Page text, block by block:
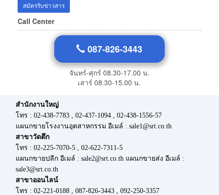
สมัครรับข่าวสาร
Call Center
087-826-3443
จันทร์-ศุกร์ 08.30-17.00 น.
เสาร์ 08.30-15.00 น.
สำนักงานใหญ่
โทร : 02-438-7783 , 02-437-1094 , 02-438-1556-57
แผนกขายโรงงานอุตสาหกรรม อีเมล์ : sale1@srt.co.th
สาขาวัดตึก
โทร : 02-225-7070-5 , 02-622-7311-5
แผนกขายปลีก อีเมล์ : sale2@srt.co.th แผนกขายส่ง อีเมล์ :
sale3@srt.co.th
สาขาออนไลน์
โทร : 02-221-0188 , 087-826-3443 , 092-250-3357